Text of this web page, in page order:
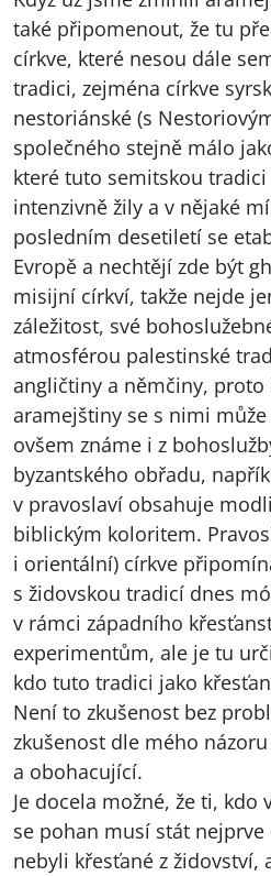
také připomenout, že tu
církve, které nesou dále
tradici, zejména církve
nestoriánské (s
společného stejně málo
které tuto semitskou tradici
intenzivně žily a v nějaké
posledním desetiletí se
Evropě a nechtějí zde být
misijní církví, takže nejde
záležitost, své
atmosférou palestinské
angličtiny a němčiny, proto
aramejštiny se s nimi
ovšem známe i z
byzantského obřadu,
v pravoslaví obsahuje
biblickým koloritem.
i orientální) církve
s židovskou tradicí dnes
v rámci západního
experimentům, ale je tu
kdo tuto tradici jako
Není to zkušenost bez
zkušenost dle mého
a obohacující.
Je docela možné, že ti, kdo
se pohan musí stát
nebyli křesťané z židovství,